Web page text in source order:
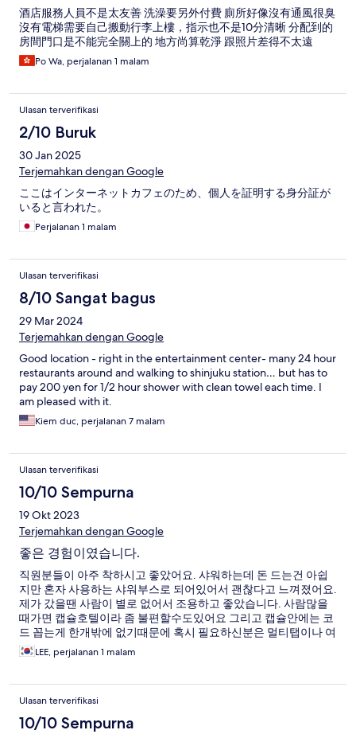
酒店服務人員不是太友善 洗澡要另外付費 廁所好像沒有通風很臭
沒有電梯需要自己搬動行李上樓，指示也不是10分清晰 分配到的
房間門口是不能完全關上的 地方尚算乾淨 跟照片差得不太遠
Po Wa, perjalanan 1 malam
Ulasan terverifikasi
2/10 Buruk
30 Jan 2025
Terjemahkan dengan Google
ここはインターネットカフェのため、個人を証明する身分証が
いると言われた。
Perjalanan 1 malam
Ulasan terverifikasi
8/10 Sangat bagus
29 Mar 2024
Terjemahkan dengan Google
Good location - right in the entertainment center- many 24 hour
restaurants around and walking to shinjuku station… but has to
pay 200 yen for 1/2 hour shower with clean towel each time. I
am pleased with it.
Kiem duc, perjalanan 7 malam
Ulasan terverifikasi
10/10 Sempurna
19 Okt 2023
Terjemahkan dengan Google
좋은 경험이였습니다.
직원분들이 아주 착하시고 좋았어요. 샤워하는데 돈 드는건 아쉽
지만 혼자 사용하는 샤워부스로 되어있어서 괜찮다고 느껴졌어요.
제가 갔을땐 사람이 별로 없어서 조용하고 좋았습니다. 사람많을
때가면 캡슐호텔이라 좀 불편할수도있어요 그리고 캡슐안에는 코
드 꼽는게 한개밖에 없기때문에 혹시 필요하신분은 멀티탭이나 여
러개 꼽는 충전기 가져가세요
LEE, perjalanan 1 malam
Ulasan terverifikasi
10/10 Sempurna